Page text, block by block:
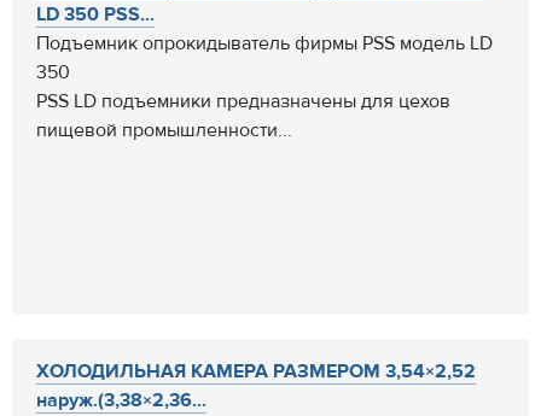
LD 350 PSS...
Подъемник опрокидыватель фирмы PSS модель LD
350
PSS LD подъемники предназначены для цехов
пищевой промышленности...
ХОЛОДИЛЬНАЯ КАМЕРА РАЗМЕРОМ 3,54×2,52
наруж.(3,38×2,36...